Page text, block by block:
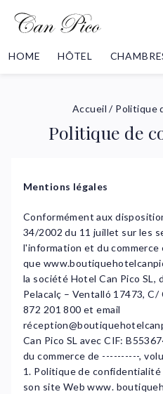
HOME HÔTEL
Accueil / Politique
Politique de
Mentions légales
Conformément aux
34/2002 du 11 juillet sur les
l'information et du
que
la société Hotel Can Pico SL,
Pelacalç – Ventalló 17473,
872 201 800 et email
Can Pico SL avec CIF:
du commerce de ----------,
1. Politique de confidentialité
son site Web www.